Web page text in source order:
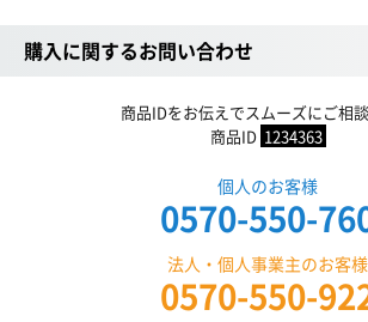
購入に関するお問い合わせ
商品IDをお伝えでスムーズにご相
商品ID 1234363
個人のお客様
0570-550-
法人・個人事業主のお客様
0570-550-